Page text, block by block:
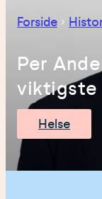
Forside
Per
viktigste
Helse